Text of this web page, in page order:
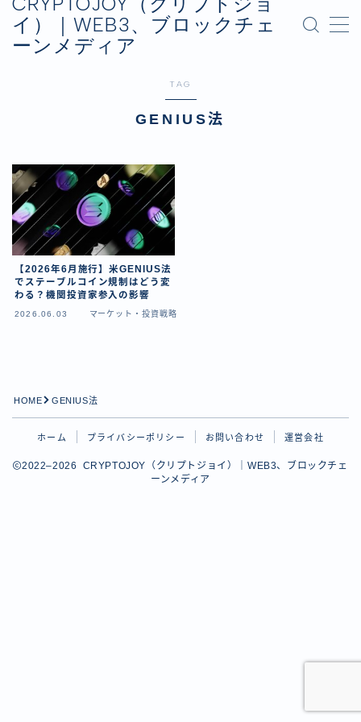
イ）｜WEB3、ブロックチェ
ーンメディア
MENU
TAG
GENIUS法
【2026年6月施行】米GENIUS法
でステーブルコイン規制はどう変
わる？機関投資家参入の影響
2026.06.03 マーケット・投資戦略
HOME GENIUS法
ホーム プライバシーポリシー お問い合わせ 運営会社
2022–2026 CRYPTOJOY（クリプトジョイ）｜WEB3、ブロックチェ
ーンメディア